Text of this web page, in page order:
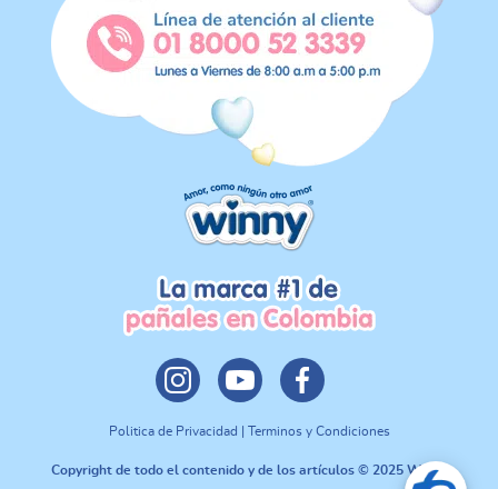
Politica de Privacidad | Terminos y Condiciones
Copyright de todo el contenido y de los artículos © 2025 Winny